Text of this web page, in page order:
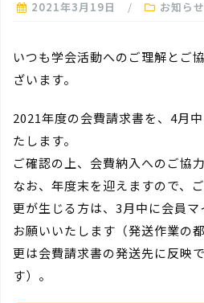
2021年3月19日 お知らせ
いつも学会活動へのご理解とご
ざいます。
2021年度の会費請求書を、4月
たします。
ご確認の上、会費納入へのご協
なお、年度末を迎えますので、
更が生じる方は、3月中に会員
お願いいたします（発送作業の
更は会費請求書の発送先に反映
す）。